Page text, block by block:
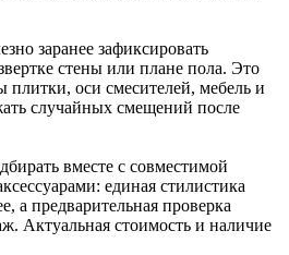
заранее зафиксировать
стены или плане пола. Это
плитки, оси смесителей, мебель и
случайных смещений после
вместе с совместимой
единая стилистика
а предварительная проверка
Актуальная стоимость и наличие